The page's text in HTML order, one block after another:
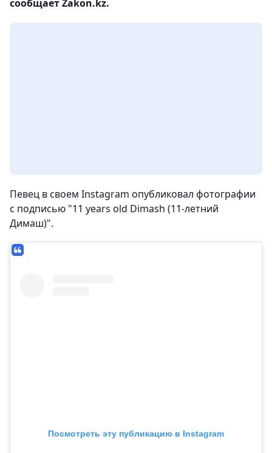
сообщает Zakon.kz.
Певец в своем Instagram опубликовал фотографии
с подписью "11 years old Dimash (11-летний
Димаш)".
Посмотреть эту публикацию в Instagram